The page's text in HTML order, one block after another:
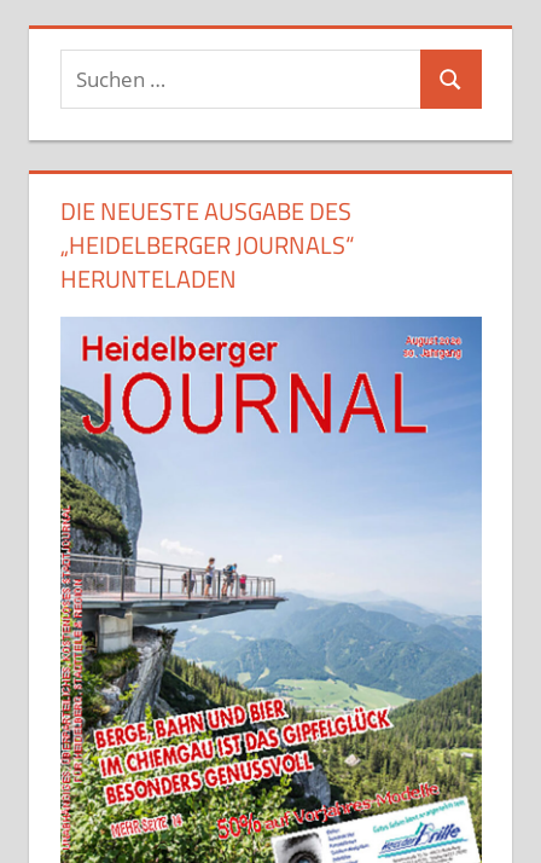
Suchen
nach:
Suchen
DIE NEUESTE AUSGABE DES
„HEIDELBERGER JOURNALS“
HERUNTELADEN